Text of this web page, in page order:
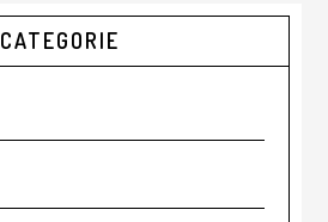
CATEGORIE